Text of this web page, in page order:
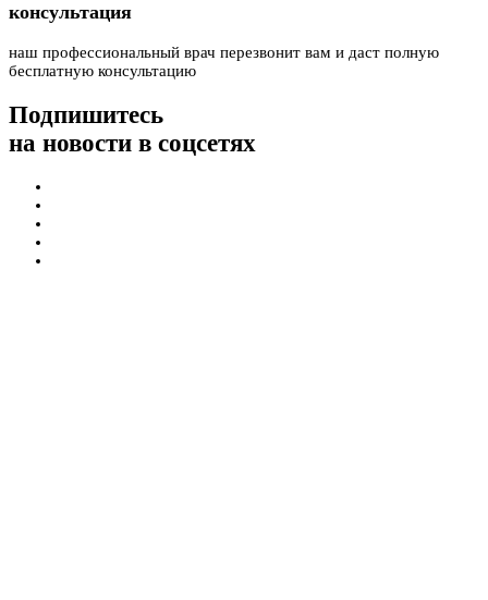
консультация
наш профессиональный врач перезвонит вам и даст полную
бесплатную консультацию
Подпишитесь
на новости в соцсетях